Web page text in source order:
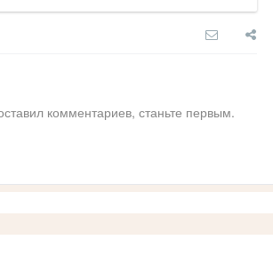
комментариев, станьте первым.